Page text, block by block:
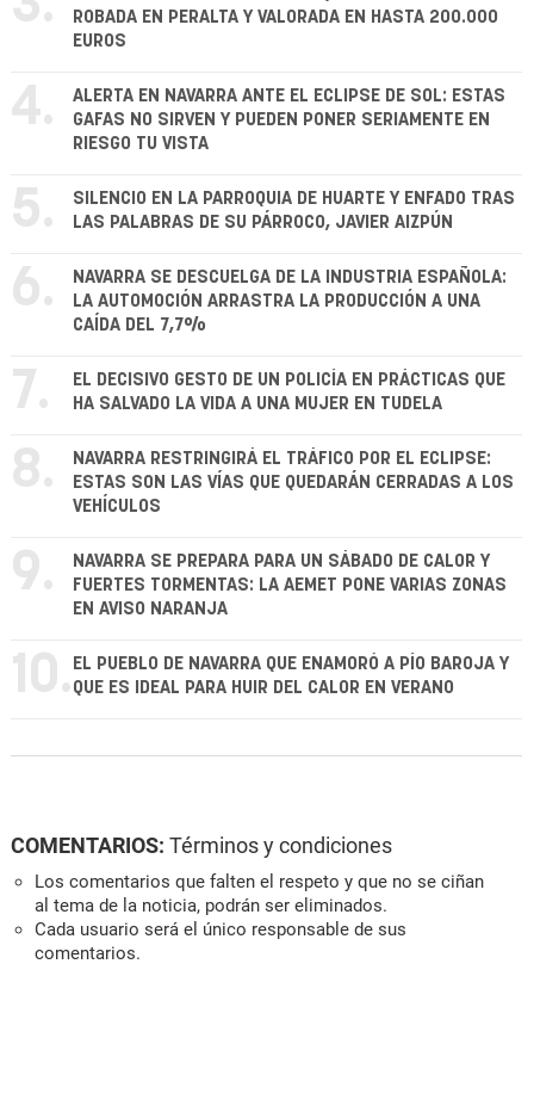
ROBADA EN PERALTA Y VALORADA EN HASTA 200.000
EUROS
4.
ALERTA EN NAVARRA ANTE EL ECLIPSE DE SOL: ESTAS
GAFAS NO SIRVEN Y PUEDEN PONER SERIAMENTE EN
RIESGO TU VISTA
5.
SILENCIO EN LA PARROQUIA DE HUARTE Y ENFADO TRAS
LAS PALABRAS DE SU PÁRROCO, JAVIER AIZPÚN
6.
NAVARRA SE DESCUELGA DE LA INDUSTRIA ESPAÑOLA:
LA AUTOMOCIÓN ARRASTRA LA PRODUCCIÓN A UNA
CAÍDA DEL 7,7%
7.
EL DECISIVO GESTO DE UN POLICÍA EN PRÁCTICAS QUE
HA SALVADO LA VIDA A UNA MUJER EN TUDELA
8.
NAVARRA RESTRINGIRÁ EL TRÁFICO POR EL ECLIPSE:
ESTAS SON LAS VÍAS QUE QUEDARÁN CERRADAS A LOS
VEHÍCULOS
9.
NAVARRA SE PREPARA PARA UN SÁBADO DE CALOR Y
FUERTES TORMENTAS: LA AEMET PONE VARIAS ZONAS
EN AVISO NARANJA
10. EL PUEBLO DE NAVARRA QUE ENAMORÓ A PÍO BAROJA Y
QUE ES IDEAL PARA HUIR DEL CALOR EN VERANO
COMENTARIOS: Términos y condiciones
Los comentarios que falten el respeto y que no se ciñan
al tema de la noticia, podrán ser eliminados.
Cada usuario será el único responsable de sus
comentarios.